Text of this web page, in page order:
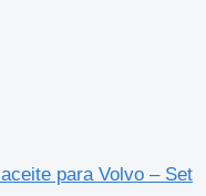
para Volvo – Set